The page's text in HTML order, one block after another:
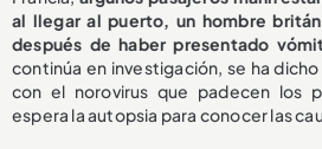
al llegar al puerto, un hombre
después de haber presentado
continúa en investigación, se ha
con el norovirus que padecen los
espera la autopsia para conocer las